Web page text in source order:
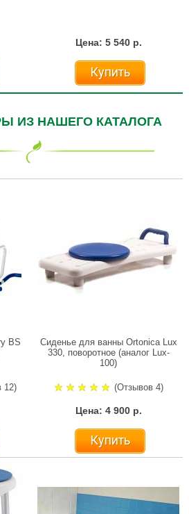
Цена: 5 540 р.
Купить
ИЗ НАШЕГО КАТАЛОГА
BS
12)
Сиденье для ванны Ortonica Lux
330, поворотное (аналог Lux-
100)
(Отзывов 4)
Цена: 4 900 р.
Купить